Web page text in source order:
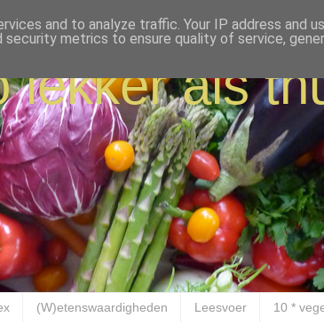
lekker als
(W)etenswaardigheden Leesvoer 10 *
and to analyze traffic. Your IP address and
metrics to ensure quality of service,